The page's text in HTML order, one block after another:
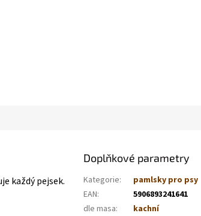
každý pejsek.
Doplňkové parametry
Kategorie:
pamlsky pro psy
EAN:
5906893241641
dle masa:
kachní